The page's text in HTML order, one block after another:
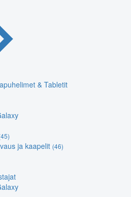
& Tabletit
ja kaapelit (46)